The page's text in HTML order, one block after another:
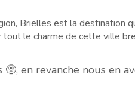
Brielles est la destination
le charme de cette ville
en revanche nous en